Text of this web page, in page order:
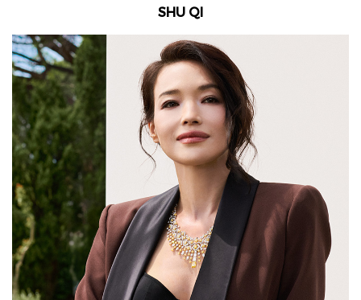
SHU QI